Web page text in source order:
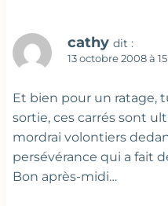
cathy dit :
13 octobre 2008 à
Et bien pour un ratage,
sortie, ces carrés sont
mordrai volontiers
persévérance qui a fait
Bon après-midi…